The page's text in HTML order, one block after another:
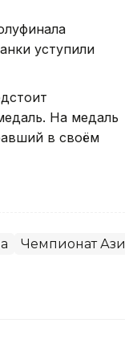
уступили
На медаль
в своём
Чемпионат Азии